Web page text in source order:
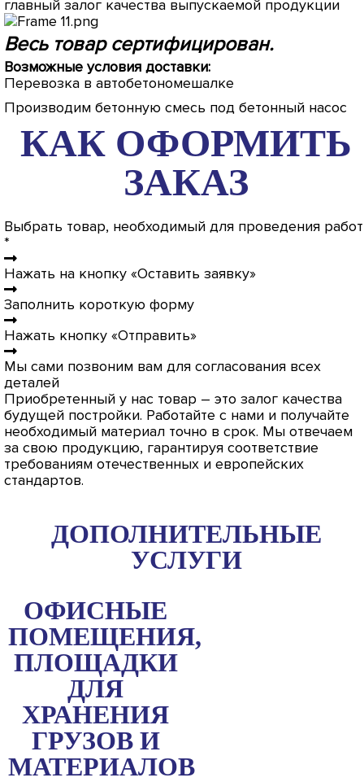
главный залог качества выпускаемой продукции
Весь товар сертифицирован.
Возможные условия доставки:
Перевозка в автобетономешалке
Производим бетонную смесь под бетонный насос
КАК ОФОРМИТЬ
ЗАКАЗ
Выбрать товар, необходимый для проведения работ
*
Нажать на кнопку «Оставить заявку»
Заполнить короткую форму
Нажать кнопку «Отправить»
Мы сами позвоним вам для согласования всех
деталей
Приобретенный у нас товар – это залог качества
будущей постройки. Работайте с нами и получайте
необходимый материал точно в срок. Мы отвечаем
за свою продукцию, гарантируя соответствие
требованиям отечественных и европейских
стандартов.
ДОПОЛНИТЕЛЬНЫЕ
УСЛУГИ
ОФИСНЫЕ
ПОМЕЩЕНИЯ,
ПЛОЩАДКИ
ДЛЯ
ХРАНЕНИЯ
ГРУЗОВ И
МАТЕРИАЛОВ